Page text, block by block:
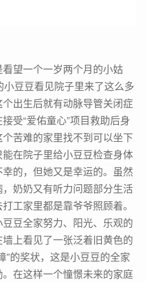
望一个一岁两个月的小姑
豆豆看见院子里来了这么多
出生后就有动脉导管关闭症
受“爱佑童心”项目救助后身
苦难的家里找不到可以坐下
在院子里给小豆豆检查身体
的，但她又是幸运的。虽然
奶奶又有听力问题部分生活
工家里都是靠爷爷照顾着。
豆全家努力、阳光、乐观的
上看见了一张泛着旧黄色的
”的奖状，这是小豆豆的全家
在这样一个憧憬未来的家庭